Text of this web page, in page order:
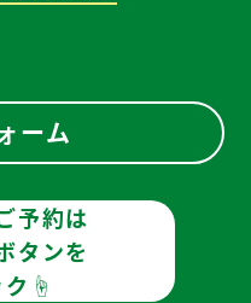
ーム
予約は
タンを
ク☝